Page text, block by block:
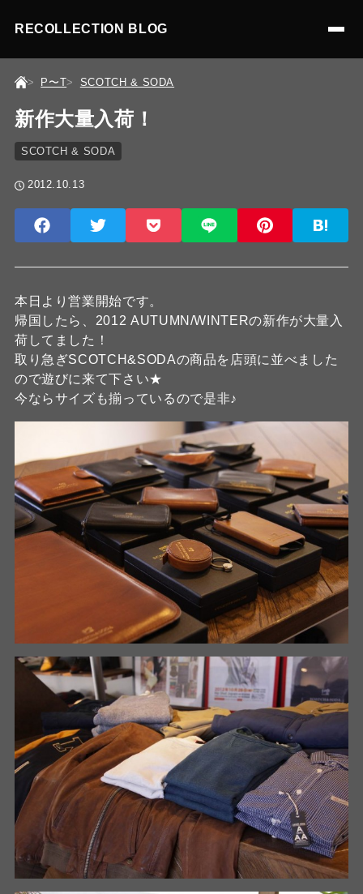
RECOLLECTION BLOG
P〜T SCOTCH & SODA
新作大量入荷！
SCOTCH & SODA
2012.10.13
本日より営業開始です。
帰国したら、2012 AUTUMN/WINTERの新作が大量入
荷してました！
取り急ぎSCOTCH&SODAの商品を店頭に並べました
ので遊びに来て下さい★
今ならサイズも揃っているので是非♪